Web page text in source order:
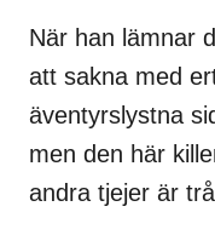
När han lämnar
att sakna med
äventyrslystna
men den här
andra tjejer är